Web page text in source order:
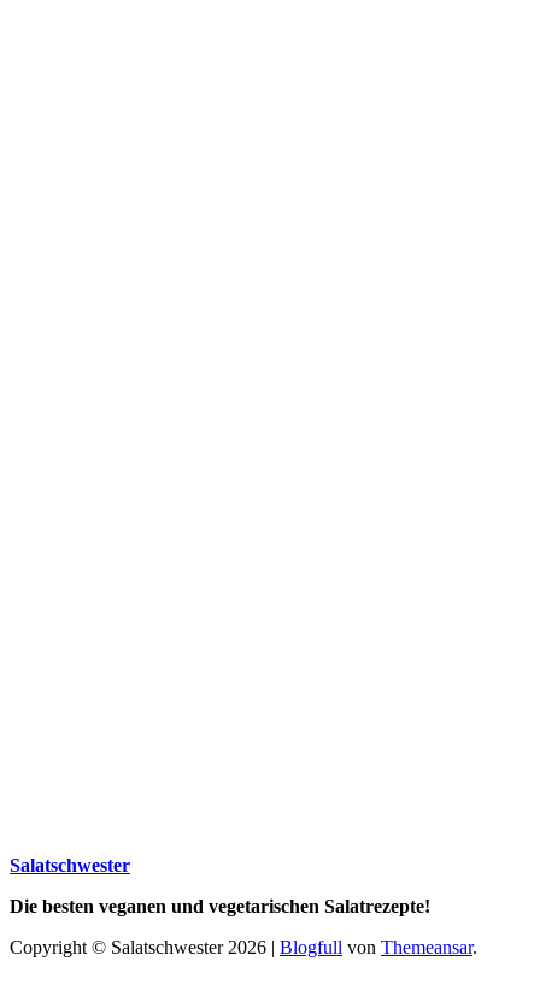
Salatschwester
Die besten veganen und vegetarischen Salatrezepte!
Copyright © Salatschwester 2026 | Blogfull von Themeansar.